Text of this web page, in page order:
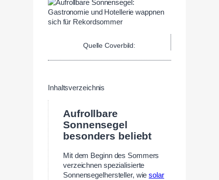
Quelle Coverbild:
Inhaltsverzeichnis
Aufrollbare
Sonnensegel
besonders beliebt
Mit dem Beginn des Sommers
verzeichnen spezialisierte
Sonnensegelhersteller, wiesolar